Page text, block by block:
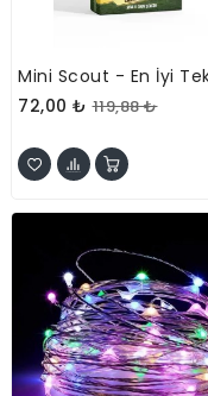
72,00 ₺ 119,88 ₺